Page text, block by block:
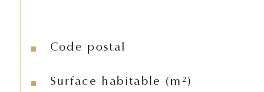
Caractéristiques Valeurs
Code postal
Surface habitable (m²)